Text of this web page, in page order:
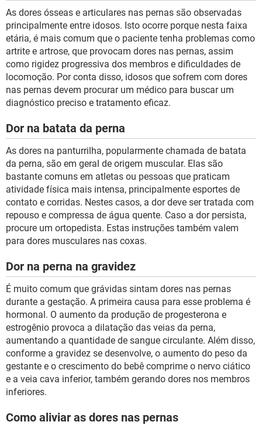
As dores ósseas e articulares nas pernas são observadas
principalmente entre idosos. Isto ocorre porque nesta faixa
etária, é mais comum que o paciente tenha problemas como
artrite e artrose, que provocam dores nas pernas, assim
como rigidez progressiva dos membros e dificuldades de
locomoção. Por conta disso, idosos que sofrem com dores
nas pernas devem procurar um médico para buscar um
diagnóstico preciso e tratamento eficaz.
Dor na batata da perna
As dores na panturrilha, popularmente chamada de batata
da perna, são em geral de origem muscular. Elas são
bastante comuns em atletas ou pessoas que praticam
atividade física mais intensa, principalmente esportes de
contato e corridas. Nestes casos, a dor deve ser tratada com
repouso e compressa de água quente. Caso a dor persista,
procure um ortopedista. Estas instruções também valem
para dores musculares nas coxas.
Dor na perna na gravidez
É muito comum que grávidas sintam dores nas pernas
durante a gestação. A primeira causa para esse problema é
hormonal. O aumento da produção de progesterona e
estrogênio provoca a dilatação das veias da perna,
aumentando a quantidade de sangue circulante. Além disso,
conforme a gravidez se desenvolve, o aumento do peso da
gestante e o crescimento do bebê comprime o nervo ciático
e a veia cava inferior, também gerando dores nos membros
inferiores.
Como aliviar as dores nas pernas